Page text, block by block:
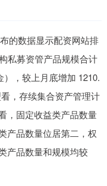
的数据显示配资网站排
私募资管产品规模合计
，较上月底增加 1210.
，存续集合资产管理计
，固定收益类产品数量
产品数量位居第二，权
产品数量和规模均较